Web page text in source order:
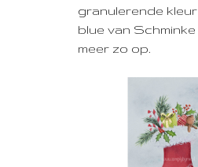
granulerende
blue van
meer zo op.